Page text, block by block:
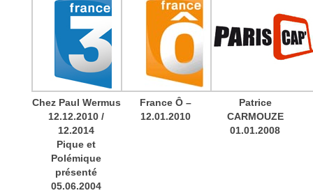
Chez Paul Wermus
12.12.2010 /
12.2014
Pique et
Polémique
présenté
05.06.2004
France Ô –
12.01.2010
Patrice
CARMOUZE
01.01.2008